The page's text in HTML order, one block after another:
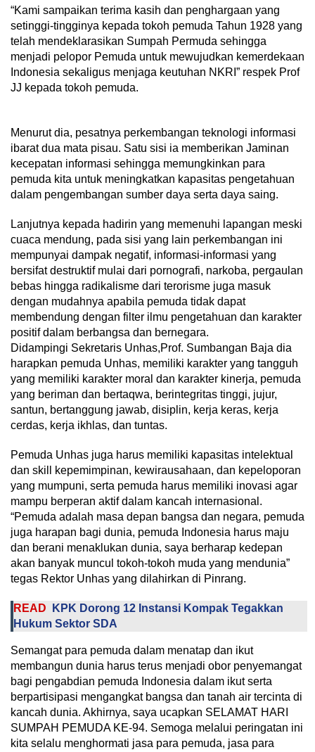
“Kami sampaikan terima kasih dan penghargaan yang
setinggi-tingginya kepada tokoh pemuda Tahun 1928 yang
telah mendeklarasikan Sumpah Permuda sehingga
menjadi pelopor Pemuda untuk mewujudkan kemerdekaan
Indonesia sekaligus menjaga keutuhan NKRI” respek Prof
JJ kepada tokoh pemuda.
Menurut dia, pesatnya perkembangan teknologi informasi
ibarat dua mata pisau. Satu sisi ia memberikan Jaminan
kecepatan informasi sehingga memungkinkan para
pemuda kita untuk meningkatkan kapasitas pengetahuan
dalam pengembangan sumber daya serta daya saing.
Lanjutnya kepada hadirin yang memenuhi lapangan meski
cuaca mendung, pada sisi yang lain perkembangan ini
mempunyai dampak negatif, informasi-informasi yang
bersifat destruktif mulai dari pornografi, narkoba, pergaulan
bebas hingga radikalisme dari terorisme juga masuk
dengan mudahnya apabila pemuda tidak dapat
membendung dengan filter ilmu pengetahuan dan karakter
positif dalam berbangsa dan bernegara.
Didampingi Sekretaris Unhas,Prof. Sumbangan Baja dia
harapkan pemuda Unhas, memiliki karakter yang tangguh
yang memiliki karakter moral dan karakter kinerja, pemuda
yang beriman dan bertaqwa, berintegritas tinggi, jujur,
santun, bertanggung jawab, disiplin, kerja keras, kerja
cerdas, kerja ikhlas, dan tuntas.
Pemuda Unhas juga harus memiliki kapasitas intelektual
dan skill kepemimpinan, kewirausahaan, dan kepeloporan
yang mumpuni, serta pemuda harus memiliki inovasi agar
mampu berperan aktif dalam kancah internasional.
“Pemuda adalah masa depan bangsa dan negara, pemuda
juga harapan bagi dunia, pemuda Indonesia harus maju
dan berani menaklukan dunia, saya berharap kedepan
akan banyak muncul tokoh-tokoh muda yang mendunia”
tegas Rektor Unhas yang dilahirkan di Pinrang.
READ
KPK Dorong 12 Instansi Kompak Tegakkan
Hukum Sektor SDA
Semangat para pemuda dalam menatap dan ikut
membangun dunia harus terus menjadi obor penyemangat
bagi pengabdian pemuda Indonesia dalam ikut serta
berpartisipasi mengangkat bangsa dan tanah air tercinta di
kancah dunia. Akhirnya, saya ucapkan SELAMAT HARI
SUMPAH PEMUDA KE-94. Semoga melalui peringatan ini
kita selalu menghormati jasa para pemuda, jasa para